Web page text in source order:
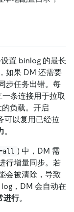
置 binlog 的最长
如果 DM 还需要
步任务出错。每
条连接用于拉取
负载。开启
可以复用已经拉
。
) 中，DM 需
行增量同步。若
会被清除，导致
，DM 会自动在
进行。